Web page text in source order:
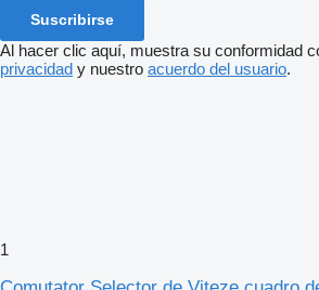
Suscribirse
Al hacer clic aquí, muestra su conformidad
privacidad y nuestro acuerdo del usuario.
1